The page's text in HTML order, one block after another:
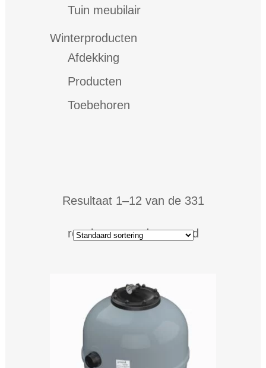
Tuin meubilair
Winterproducten
Afdekking
Producten
Toebehoren
Resultaat 1–12 van de 331
resultaten wordt getoond